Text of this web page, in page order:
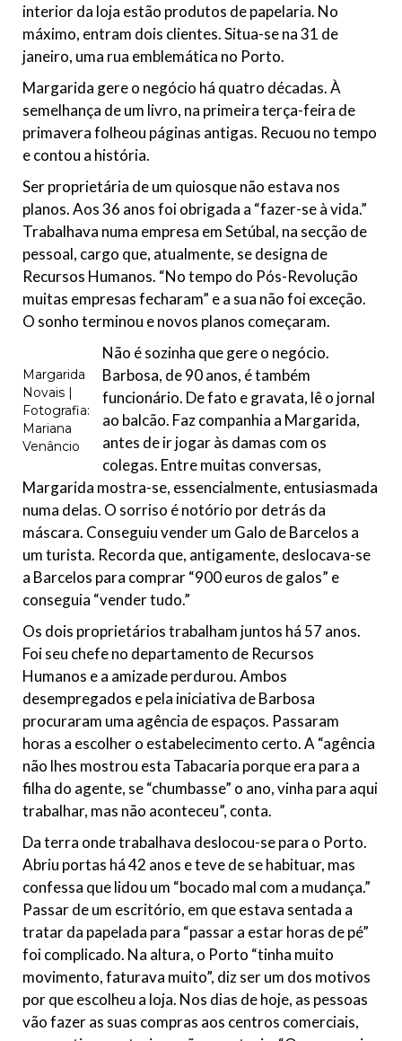
interior da loja estão produtos de papelaria. No
máximo, entram dois clientes. Situa-se na 31 de
janeiro, uma rua emblemática no Porto.
Margarida gere o negócio há quatro décadas. À
semelhança de um livro, na primeira terça-feira de
primavera folheou páginas antigas. Recuou no tempo
e contou a história.
Ser proprietária de um quiosque não estava nos
planos. Aos 36 anos foi obrigada a “fazer-se à vida.”
Trabalhava numa empresa em Setúbal, na secção de
pessoal, cargo que, atualmente, se designa de
Recursos Humanos. “No tempo do Pós-Revolução
muitas empresas fecharam” e a sua não foi exceção.
O sonho terminou e novos planos começaram.
Margarida
Novais |
Fotografia:
Mariana
Venâncio
Não é sozinha que gere o negócio.
Barbosa, de 90 anos, é também
funcionário. De fato e gravata, lê o jornal
ao balcão. Faz companhia a Margarida,
antes de ir jogar às damas com os
colegas. Entre muitas conversas,
Margarida mostra-se, essencialmente, entusiasmada
numa delas. O sorriso é notório por detrás da
máscara. Conseguiu vender um Galo de Barcelos a
um turista. Recorda que, antigamente, deslocava-se
a Barcelos para comprar “900 euros de galos” e
conseguia “vender tudo.”
Os dois proprietários trabalham juntos há 57 anos.
Foi seu chefe no departamento de Recursos
Humanos e a amizade perdurou. Ambos
desempregados e pela iniciativa de Barbosa
procuraram uma agência de espaços. Passaram
horas a escolher o estabelecimento certo. A “agência
não lhes mostrou esta Tabacaria porque era para a
filha do agente, se “chumbasse” o ano, vinha para aqui
trabalhar, mas não aconteceu”, conta.
Da terra onde trabalhava deslocou-se para o Porto.
Abriu portas há 42 anos e teve de se habituar, mas
confessa que lidou um “bocado mal com a mudança.”
Passar de um escritório, em que estava sentada a
tratar da papelada para “passar a estar horas de pé”
foi complicado. Na altura, o Porto “tinha muito
movimento, faturava muito”, diz ser um dos motivos
por que escolheu a loja. Nos dias de hoje, as pessoas
vão fazer as suas compras aos centros comerciais,